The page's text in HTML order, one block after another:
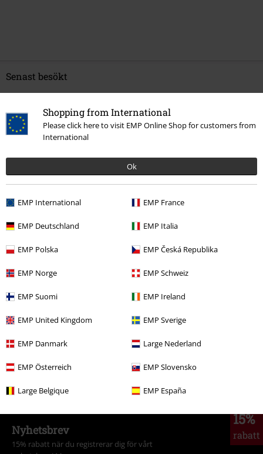
Shopping from International
Please click here to visit EMP Online Shop for customers from
International
Ok
EMP International EMP France
EMP Deutschland EMP Italia
EMP Polska EMP Česká Republika
EMP Norge EMP Schweiz
EMP Suomi EMP Ireland
EMP United Kingdom EMP Sverige
EMP Danmark Large Nederland
EMP Österreich EMP Slovensko
Large Belgique EMP España
Senast besökt
519:-
More categories. More options.
Rea % OUTLET
Rea % OUTLET
Rea % Klädmärken Dickies
Kläder Byxor Shorts
Rea % Killar Kläder Shorts
15%
rabatt
Nyhetsbrev
15% rabatt när du registrerar dig för vårt